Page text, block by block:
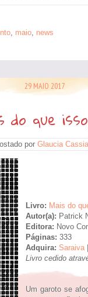
, maio, news
29 MAIO 2017
do que
por Glaucia Cassia
Livro: Mais do
Autor(a): Patrick
Editora: Novo
Páginas: 333
Adquira: Saraiva |
Livro cedido
Um garoto se